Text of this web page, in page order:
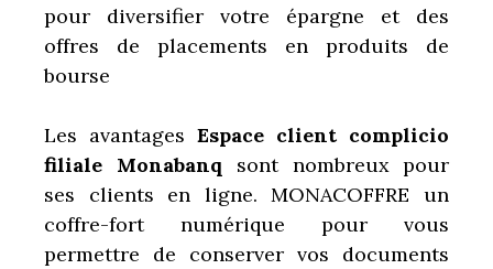
pour diversifier votre épargne et des
offres de placements en produits de
bourse
Les avantages Espace client complicio
filiale Monabanq sont nombreux pour
ses clients en ligne. MONACOFFRE un
coffre-fort numérique pour vous
permettre de conserver vos documents